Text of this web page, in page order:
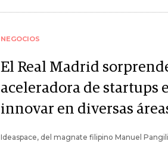
NEGOCIOS
El Real Madrid
aceleradora de startups
innovar en diversas
Ideaspace, del magnate filipino Manuel